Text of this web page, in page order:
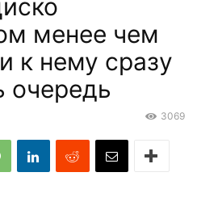
менее чем
к нему сразу
очередь
3069